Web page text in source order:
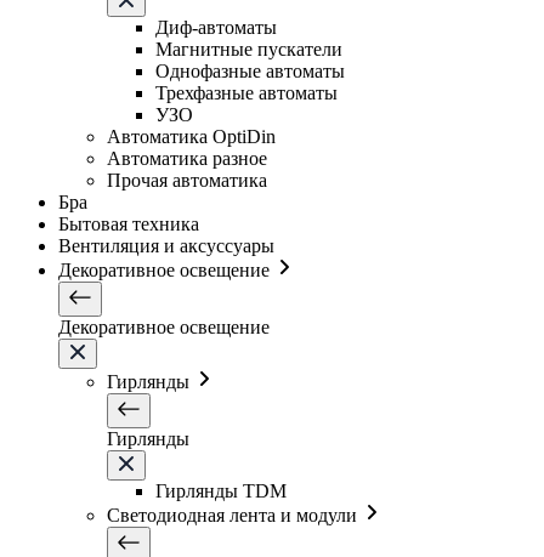
Диф-автоматы
Магнитные пускатели
Однофазные автоматы
Трехфазные автоматы
УЗО
Автоматика OptiDin
Автоматика разное
Прочая автоматика
Бра
Бытовая техника
Вентиляция и аксуссуары
Декоративное освещение
Декоративное освещение
Гирлянды
Гирлянды
Гирлянды TDM
Светодиодная лента и модули